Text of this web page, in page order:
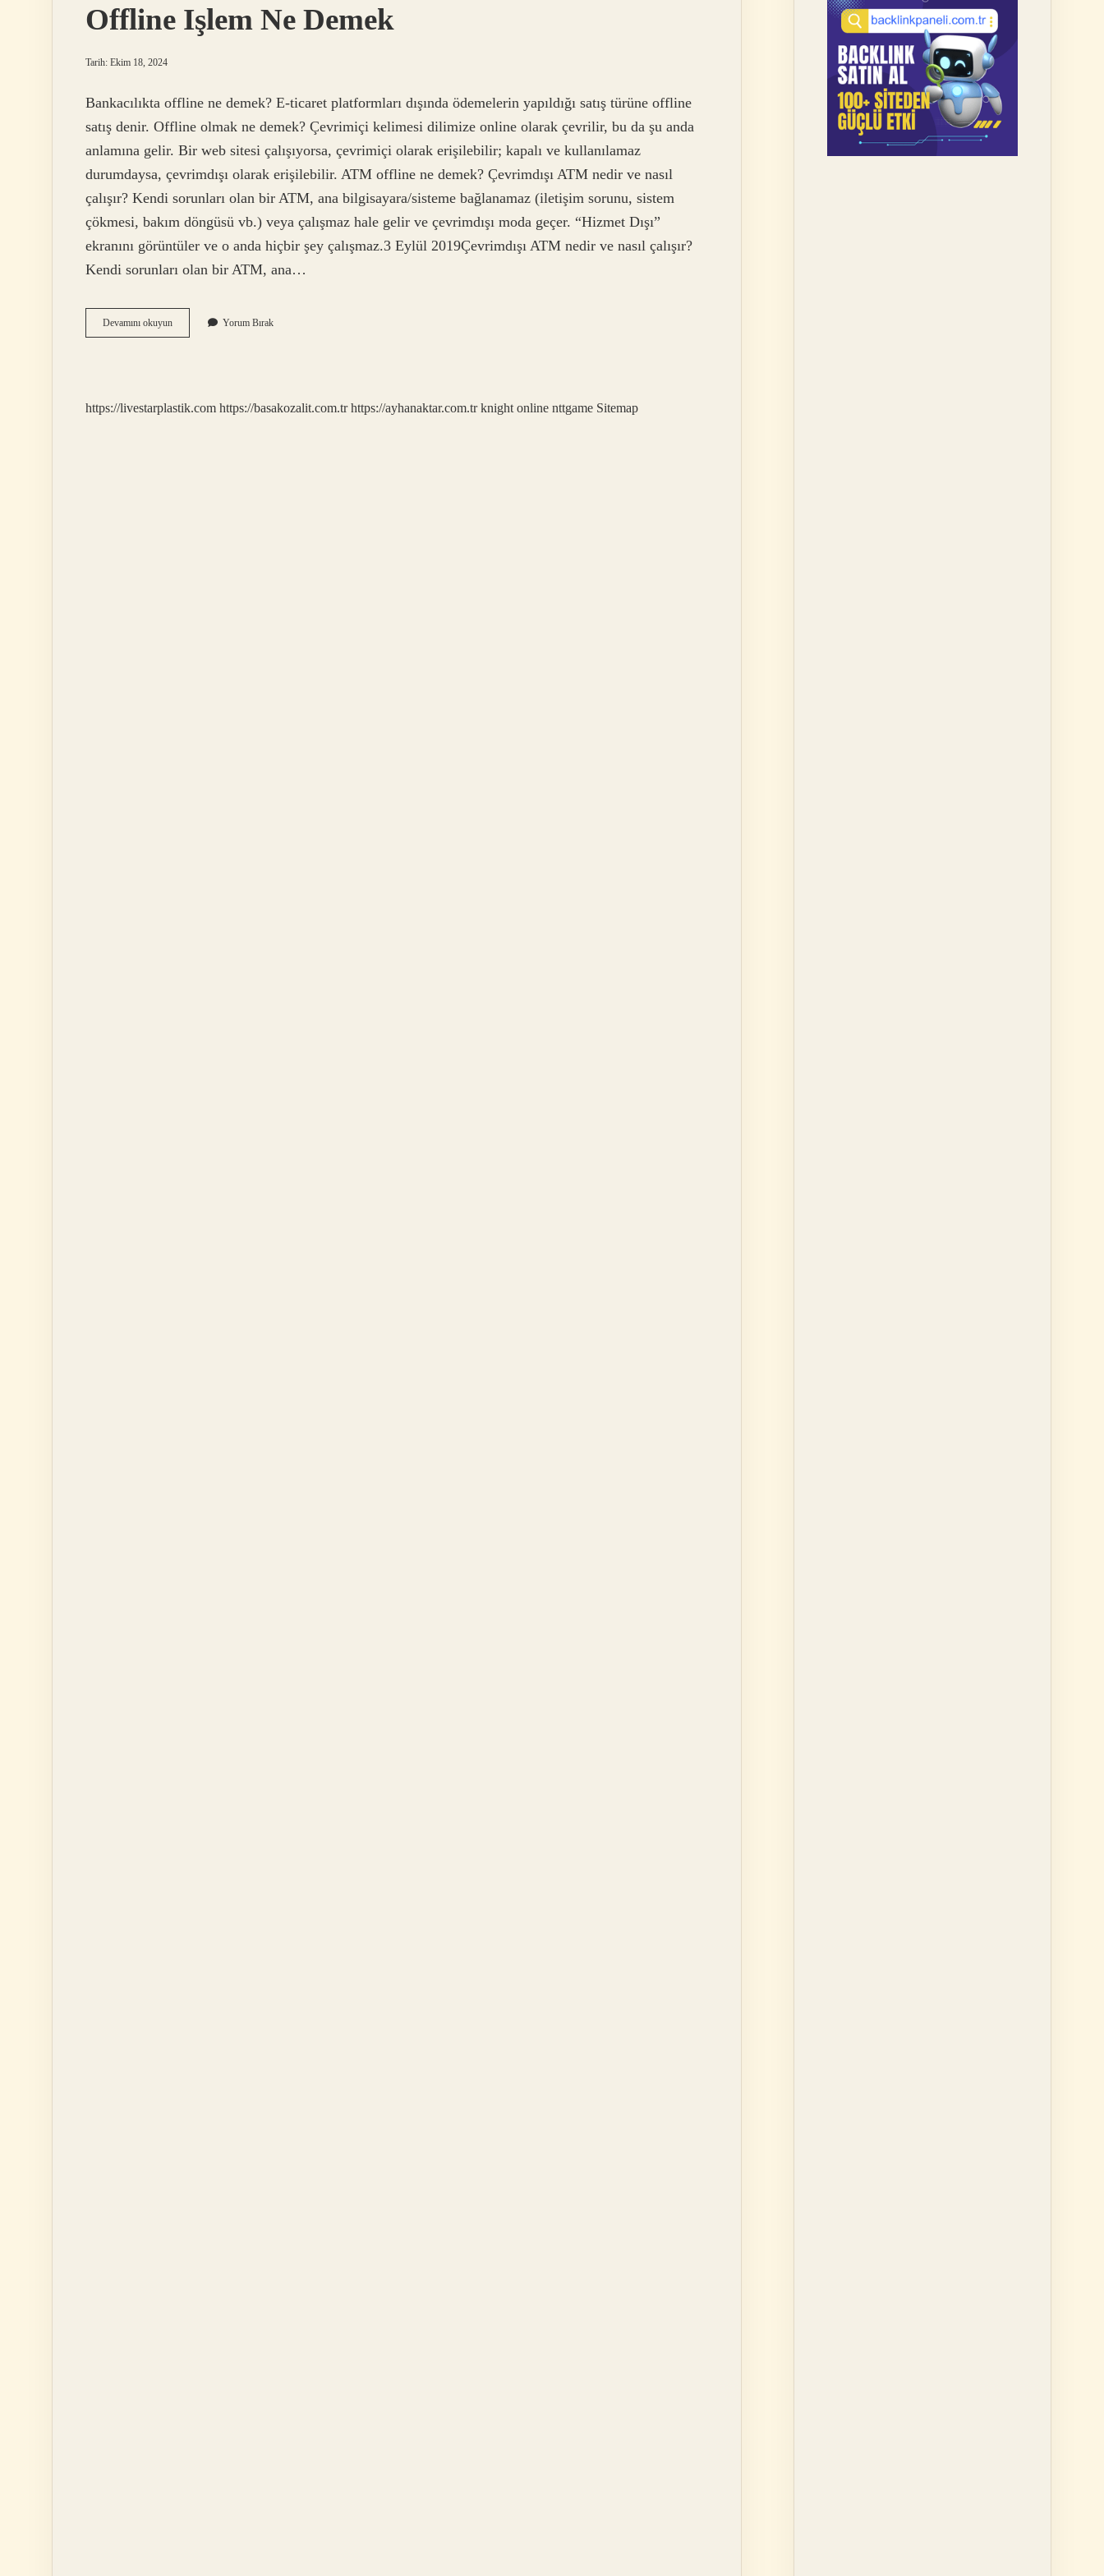
Offline Işlem Ne Demek
Tarih: Ekim 18, 2024
Bankacılıkta offline ne demek? E-ticaret platformları dışında ödemelerin yapıldığı satış türüne offline
satış denir. Offline olmak ne demek? Çevrimiçi kelimesi dilimize online olarak çevrilir, bu da şu anda
anlamına gelir. Bir web sitesi çalışıyorsa, çevrimiçi olarak erişilebilir; kapalı ve kullanılamaz
durumdaysa, çevrimdışı olarak erişilebilir. ATM offline ne demek? Çevrimdışı ATM nedir ve nasıl
çalışır? Kendi sorunları olan bir ATM, ana bilgisayara/sisteme bağlanamaz (iletişim sorunu, sistem
çökmesi, bakım döngüsü vb.) veya çalışmaz hale gelir ve çevrimdışı moda geçer. “Hizmet Dışı”
ekranını görüntüler ve o anda hiçbir şey çalışmaz.3 Eylül 2019Çevrimdışı ATM nedir ve nasıl çalışır?
Kendi sorunları olan bir ATM, ana…
Devamını okuyunOffline
Işlem
Yorum Bırak
https://livestarplastik.com https://basakozalit.com.tr https://ayhanaktar.com.tr knight online nttgame Sitemap